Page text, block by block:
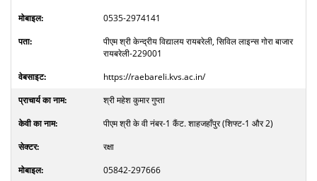
0535-2974141
पीएम श्री केन्द्रीय विद्यालय रायबरेली, सिविल लाइन्स गोरा बाजार
रायबरेली-229001
https://raebareli.kvs.ac.in/
श्री महेश कुमार गुप्ता
पीएम श्री के वी नंबर-1 कैंट. शाहजहाँपुर (शिफ्ट-1 और 2)
रक्षा
05842-297666